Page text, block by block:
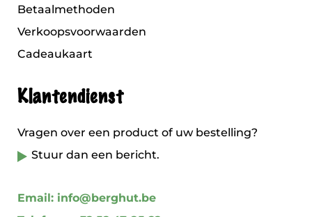
Betaalmethoden
Verkoopsvoorwaarden
Cadeaukaart
Klantendienst
Vragen over een product of uw bestelling?
Stuur dan een bericht.
Email: info@berghut.be